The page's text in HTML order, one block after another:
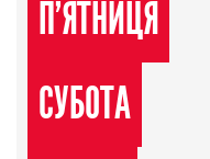
П'ЯТНИЦЯ
СУБОТА